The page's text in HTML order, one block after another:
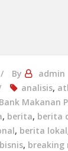
By
admin
analisis,
Bank Makanan
, berita, berita
, berita lokal
bisnis, breaking